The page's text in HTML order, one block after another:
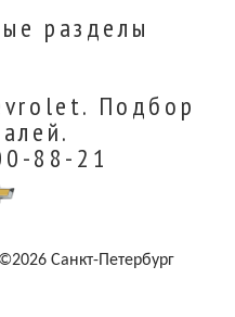
разделы
Подбор
88-21
©2026 Санкт-Петербург